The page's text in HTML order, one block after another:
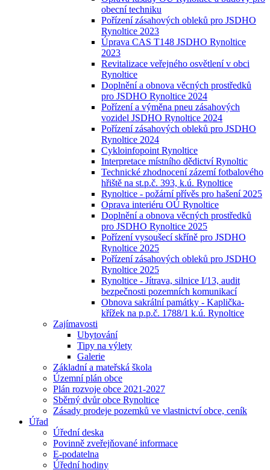
obecní techniku
Pořízení zásahových obleků pro JSDHO
Rynoltice 2023
Úprava CAS T148 JSDHO Rynoltice
2023
Revitalizace veřejného osvětlení v obci
Rynoltice
Doplnění a obnova věcných prostředků
pro JSDHO Rynoltice 2024
Pořízení a výměna pneu zásahových
vozidel JSDHO Rynoltice 2024
Pořízení zásahových obleků pro JSDHO
Rynoltice 2024
Cykloinfopoint Rynoltice
Interpretace místního dědictví Rynoltic
Technické zhodnocení zázemí fotbalového
hřiště na st.p.č. 393, k.ú. Rynoltice
Rynoltice - požární přívěs pro hašení 2025
Oprava interiéru OÚ Rynoltice
Doplnění a obnova věcných prostředků
pro JSDHO Rynoltice 2025
Pořízení vysoušecí skříně pro JSDHO
Rynoltice 2025
Pořízení zásahových obleků pro JSDHO
Rynoltice 2025
Rynoltice - Jítrava, silnice I/13, audit
bezpečnosti pozemních komunikací
Obnova sakrální památky - Kaplička-
křížek na p.p.č. 1788/1 k.ú. Rynoltice
Zajímavosti
Ubytování
Tipy na výlety
Galerie
Základní a mateřská škola
Územní plán obce
Plán rozvoje obce 2021-2027
Sběrný dvůr obce Rynoltice
Zásady prodeje pozemků ve vlastnictví obce, ceník
Úřad
Úřední deska
Povinně zveřejňované informace
E-podatelna
Úřední hodiny